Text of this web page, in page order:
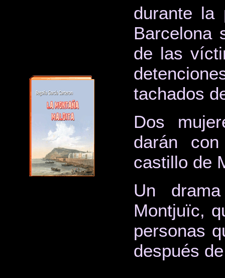
durante la
Barcelona
de las
tachados
Dos
darán
castillo de
Un
Montjuïc,
personas
después